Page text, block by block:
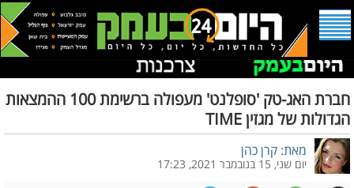
חברת האג-טק 'סופלנט' מעפולה ברשימת 100 ההמצאות
הגדולות של מגזין TIME
מאת: קרן כהן
יום שני, 15 בנובמבר 2021, 17:23